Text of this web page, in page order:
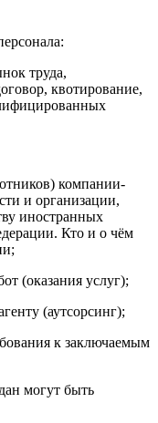
труда,
квотирование,
компании-
и организации,
иностранных
Кто и о чём
(оказания услуг);
(аутсорсинг);
к заключаемым
могут быть